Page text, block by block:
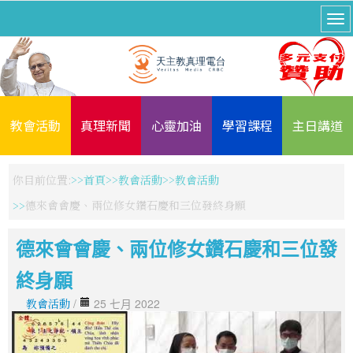
教會活動 真理新聞 心靈加油 學習課程 主日講道
你目前位置: 首頁 教會活動
教會活動
德來會會慶、兩位修女鑽石慶和三位發終身願
德來會會慶、兩位修女鑽石慶和三位發
終身願
教會活動 / 25 七月 2022